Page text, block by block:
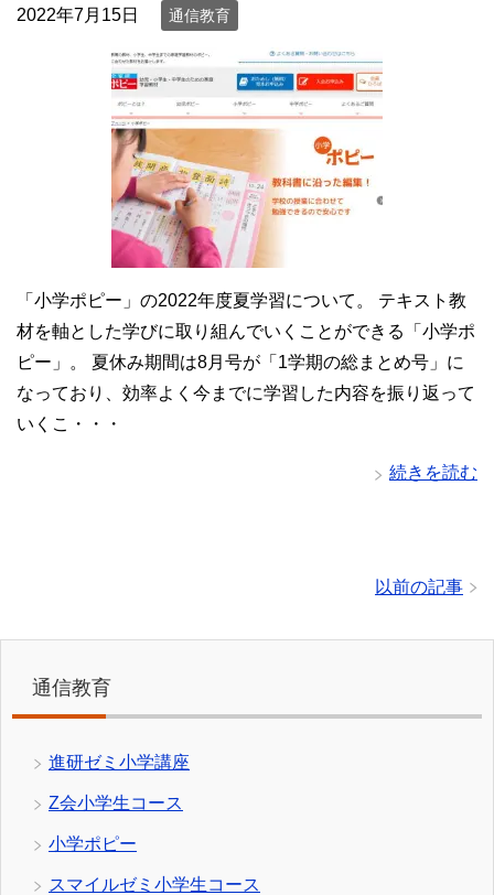
2022年7月15日 通信教育
「小学ポピー」の2022年度夏学習について。 テキスト教
材を軸とした学びに取り組んでいくことができる「小学ポ
ピー」。 夏休み期間は8月号が「1学期の総まとめ号」に
なっており、効率よく今までに学習した内容を振り返って
いくこ・・・
続きを読む
以前の記事
通信教育
進研ゼミ小学講座
Z会小学生コース
小学ポピー
スマイルゼミ小学生コース